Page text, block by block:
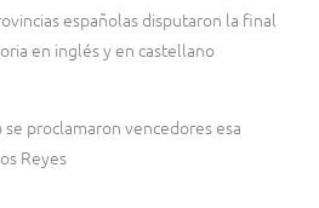
españolas disputaron la final
en inglés y en castellano
proclamaron vencedores esa
Reyes